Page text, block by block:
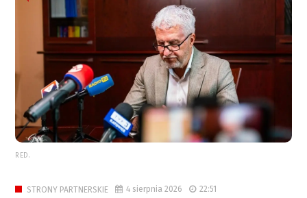
RED.
STRONY PARTNERSKIE 4 sierpnia 2026 22:51